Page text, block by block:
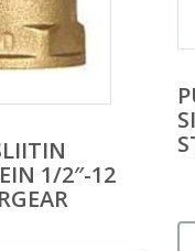
1/2″-12